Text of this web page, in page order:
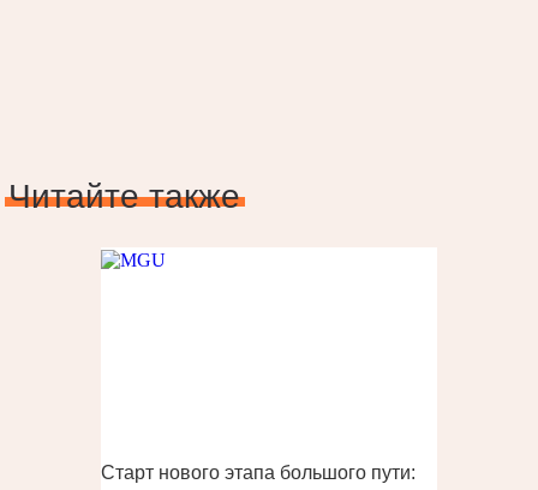
Читайте также
Старт нового этапа большого пути: